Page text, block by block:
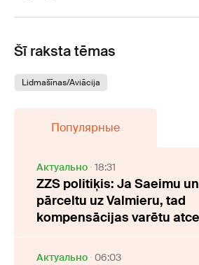
Šī raksta tēmas
Lidmašīnas/Aviācija
Популярные
Актуально 18:31
ZZS politiķis: Ja Saeimu
pārceltu uz Valmieru, tad
kompensācijas varētu
Актуально 06:03